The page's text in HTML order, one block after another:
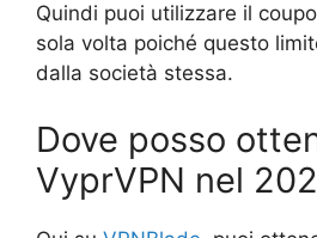
Quindi puoi utilizzare il
sola volta poiché questo
dalla società stessa.
Dove posso
VyprVPN nel